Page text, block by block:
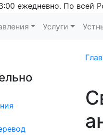
ежедневно. По всей
Услуги